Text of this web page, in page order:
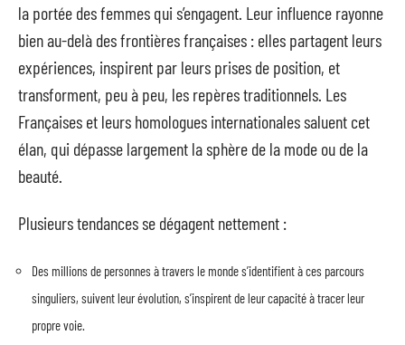
la portée des femmes qui s’engagent. Leur influence rayonne
bien au-delà des frontières françaises : elles partagent leurs
expériences, inspirent par leurs prises de position, et
transforment, peu à peu, les repères traditionnels. Les
Françaises et leurs homologues internationales saluent cet
élan, qui dépasse largement la sphère de la mode ou de la
beauté.
Plusieurs tendances se dégagent nettement :
Des millions de personnes à travers le monde s’identifient à ces parcours
singuliers, suivent leur évolution, s’inspirent de leur capacité à tracer leur
propre voie.